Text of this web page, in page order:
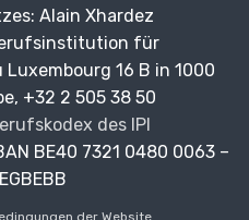
Alain Xhardez
für
Luxembourg 16 B in 1000
+32 2 505 38 50
des IPI
BE40 7321 0480 0063 –
der Website